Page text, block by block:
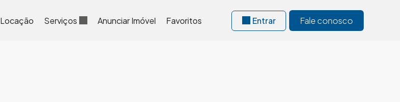
Fale conosco
Entrar
Favoritos
Anunciar Imóvel
Serviços
Locação